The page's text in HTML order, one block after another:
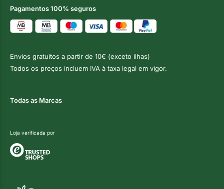
Pagamentos 100% seguros
Envios gratuitos a partir de 10€ (exceto ilhas)
Todos os preços incluem IVA à taxa legal em vigor.
Todas as Marcas
Loja verificada por